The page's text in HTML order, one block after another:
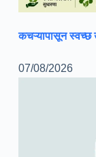
कचऱ्यापासून स्वच्छ
07/08/2026